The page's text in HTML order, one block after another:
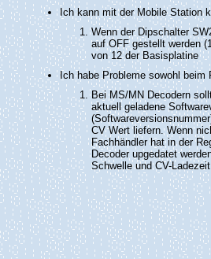
Ich kann mit der Mobile Station
Wenn der Dipschalter
auf OFF gestellt werden
von 12 der Basisplatine
Ich habe Probleme sowohl beim
Bei MS/MN Decodern
aktuell geladene
CV Wert liefern. Wenn
Fachhändler hat in der
Decoder upgedatet
Schwelle und CV-